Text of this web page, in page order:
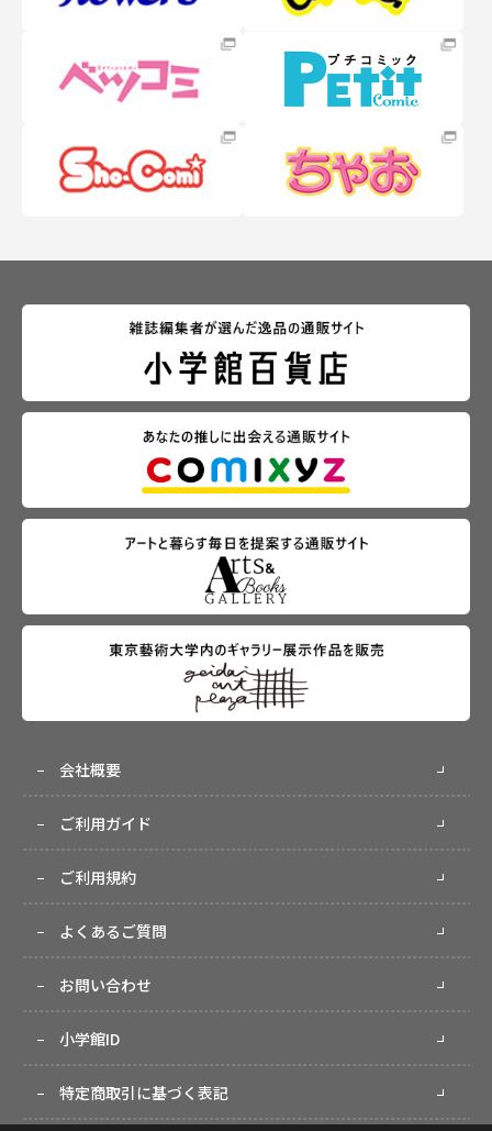
会社概要
ご利用ガイド
ご利用規約
よくあるご質問
お問い合わせ
小学館ID
特定商取引に基づく表記